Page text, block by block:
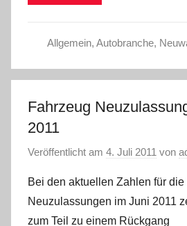
Allgemein, Autobranche,
Fahrzeug
2011
Veröffentlicht am 4. Juli 2011 von
Bei den aktuellen Zahlen für die
Neuzulassungen im Juni 2011
zum Teil zu einem Rückgang